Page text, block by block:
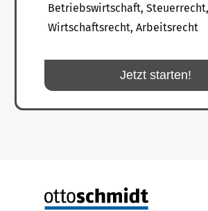
Betriebswirtschaft, Steuerrecht,
Wirtschaftsrecht, Arbeitsrecht
Jetzt starten!